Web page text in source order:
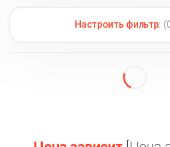
Настроить фильтр:
Фаски из акрилового камня